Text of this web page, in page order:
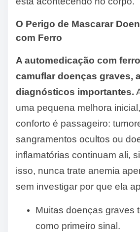
O Perigo de Mascarar
com Ferro
A automedicação com
camuflar doenças graves,
diagnósticos importantes.
uma pequena melhora
conforto é passageiro:
sangramentos ocultos ou
inflamatórias continuam ali,
isso, nunca trate anemia
sem investigar por que ela
Muitas doenças graves
como primeiro sinal.